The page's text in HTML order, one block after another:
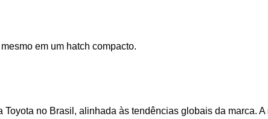
em um hatch compacto.
no Brasil, alinhada às tendências globais da marca. A